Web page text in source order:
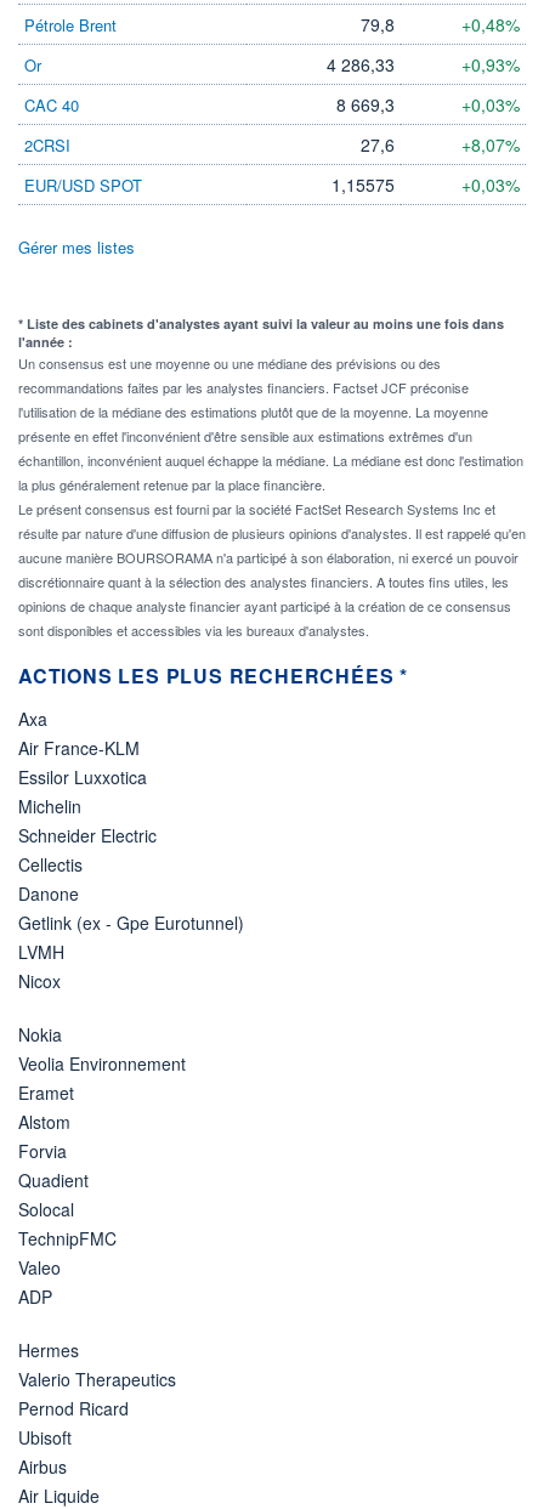
Pétrole Brent 79,8 +0,48%
Or 4 286,33 +0,93%
CAC 40 8 669,3 +0,03%
2CRSI 27,6 +8,07%
EUR/USD SPOT 1,15575 +0,03%
Gérer mes listes
* Liste des cabinets d'analystes ayant suivi la valeur au moins une fois dans
l'année :
Un consensus est une moyenne ou une médiane des prévisions ou des
recommandations faites par les analystes financiers. Factset JCF préconise
l'utilisation de la médiane des estimations plutôt que de la moyenne. La moyenne
présente en effet l'inconvénient d'être sensible aux estimations extrêmes d'un
échantillon, inconvénient auquel échappe la médiane. La médiane est donc l'estimation
la plus généralement retenue par la place financière.
Le présent consensus est fourni par la société FactSet Research Systems Inc et
résulte par nature d'une diffusion de plusieurs opinions d'analystes. Il est rappelé qu'en
aucune manière BOURSORAMA n'a participé à son élaboration, ni exercé un pouvoir
discrétionnaire quant à la sélection des analystes financiers. A toutes fins utiles, les
opinions de chaque analyste financier ayant participé à la création de ce consensus
sont disponibles et accessibles via les bureaux d'analystes.
ACTIONS LES PLUS RECHERCHÉES *
Axa
Air France-KLM
Essilor Luxxotica
Michelin
Schneider Electric
Cellectis
Danone
Getlink (ex - Gpe Eurotunnel)
LVMH
Nicox
Nokia
Veolia Environnement
Eramet
Alstom
Forvia
Quadient
Solocal
TechnipFMC
Valeo
ADP
Hermes
Valerio Therapeutics
Pernod Ricard
Ubisoft
Airbus
Air Liquide